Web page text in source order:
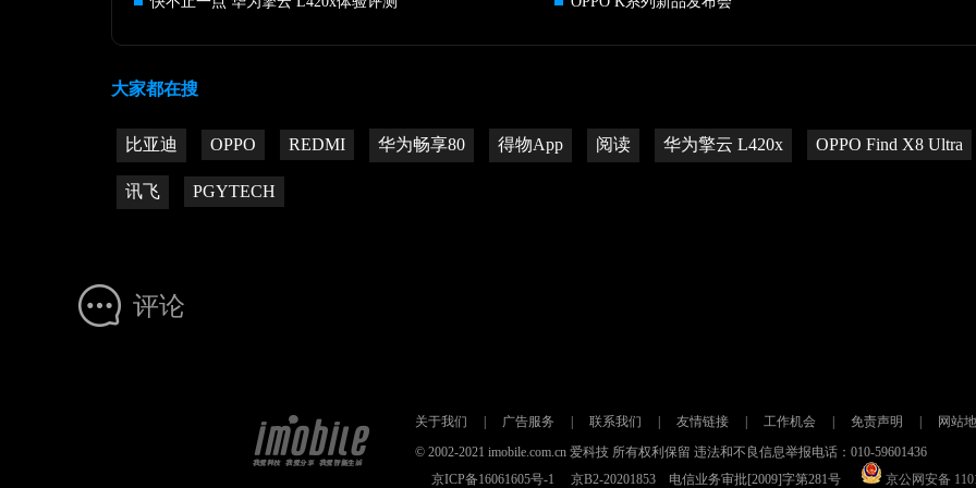
大家都在搜
比亚迪 OPPO REDMI 华为畅享80 得物App 阅读 华为擎云 L420x OPPO Find X8 Ultra
讯飞 PGYTECH
评论
关于我们 广告服务 联系我们 友情链接 工作机会 免责声明 网站
© 2002-2021 imobile.com.cn 爱科技 所有权利保留 违法和不良信息举报电话：010-59601436
京ICP备16061605号-1
京B2-20201853 电信业务审批[2009]字第281号 京公网安备